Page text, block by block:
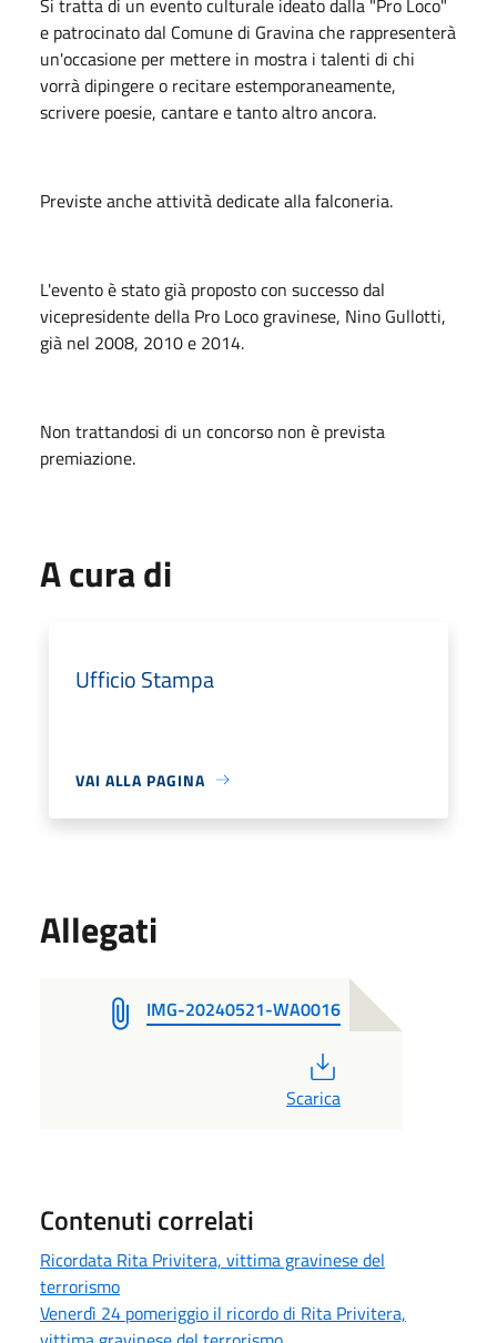
e patrocinato dal Comune di Gravina che rappresenterà
un'occasione per mettere in mostra i talenti di chi
vorrà dipingere o recitare estemporaneamente,
scrivere poesie, cantare e tanto altro ancora.
Previste anche attività dedicate alla falconeria.
L'evento è stato già proposto con successo dal
vicepresidente della Pro Loco gravinese, Nino Gullotti,
già nel 2008, 2010 e 2014.
Non trattandosi di un concorso non è prevista
premiazione.
A cura di
Ufficio Stampa
VAI ALLA PAGINA
Allegati
IMG-20240521-WA0016
Scarica
Contenuti correlati
Ricordata Rita Privitera, vittima gravinese del
terrorismo
Venerdì 24 pomeriggio il ricordo di Rita Privitera,